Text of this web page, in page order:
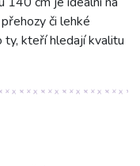
či lehké
ty, kteří hledají kvalitu